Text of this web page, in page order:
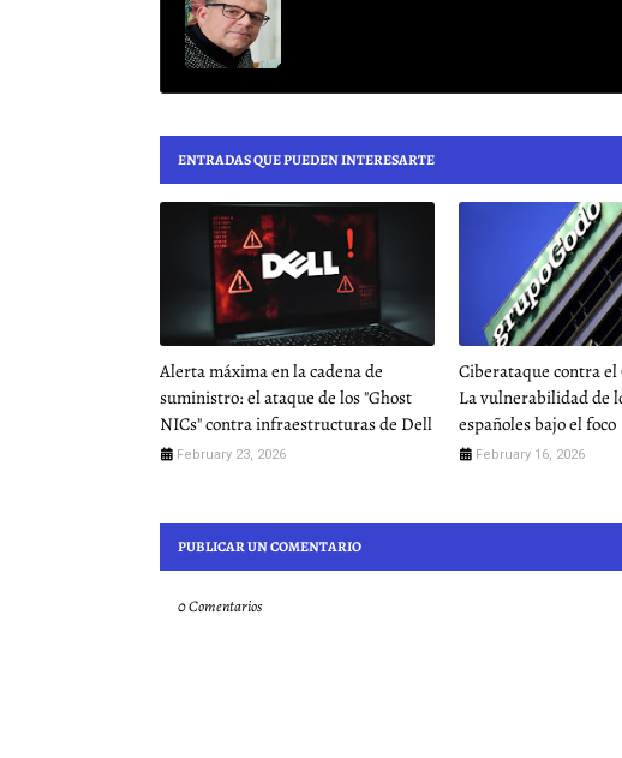
ENTRADAS QUE PUEDEN INTERESARTE
Alerta máxima en la cadena de
suministro: el ataque de los "Ghost
NICs" contra infraestructuras de Dell
February 23, 2026
Ciberataque contra el
La vulnerabilidad de
españoles bajo el foco
February 16, 2026
PUBLICAR UN COMENTARIO
0 Comentarios